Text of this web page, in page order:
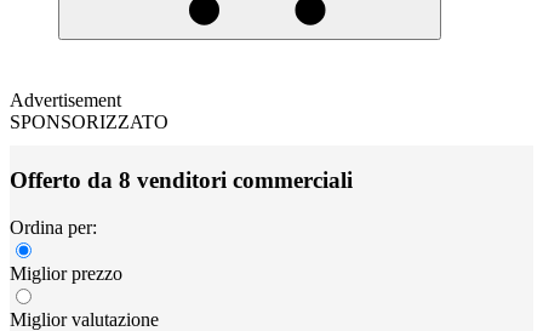
Advertisement
SPONSORIZZATO
Offerto da 8 venditori commerciali
Ordina per:
Miglior prezzo
Miglior valutazione